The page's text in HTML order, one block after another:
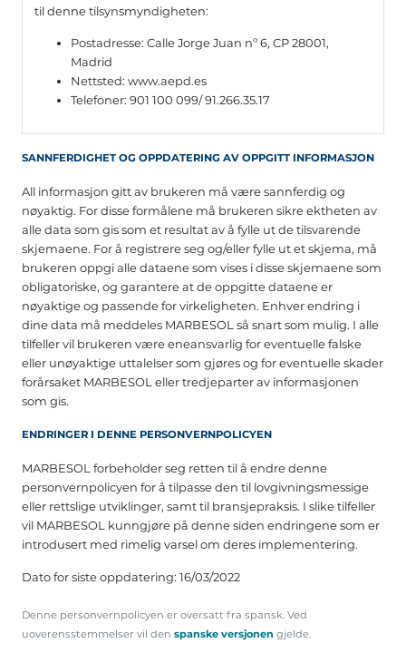
til denne tilsynsmyndigheten:
Postadresse: Calle Jorge Juan nº 6, CP 28001,
Madrid
Nettsted: www.aepd.es
Telefoner: 901 100 099/ 91.266.35.17
SANNFERDIGHET OG OPPDATERING AV OPPGITT INFORMASJON
All informasjon gitt av brukeren må være sannferdig og
nøyaktig. For disse formålene må brukeren sikre ektheten av
alle data som gis som et resultat av å fylle ut de tilsvarende
skjemaene. For å registrere seg og/eller fylle ut et skjema, må
brukeren oppgi alle dataene som vises i disse skjemaene som
obligatoriske, og garantere at de oppgitte dataene er
nøyaktige og passende for virkeligheten. Enhver endring i
dine data må meddeles MARBESOL så snart som mulig. I alle
tilfeller vil brukeren være eneansvarlig for eventuelle falske
eller unøyaktige uttalelser som gjøres og for eventuelle skader
forårsaket MARBESOL eller tredjeparter av informasjonen
som gis.
ENDRINGER I DENNE PERSONVERNPOLICYEN
MARBESOL forbeholder seg retten til å endre denne
personvernpolicyen for å tilpasse den til lovgivningsmessige
eller rettslige utviklinger, samt til bransjepraksis. I slike tilfeller
vil MARBESOL kunngjøre på denne siden endringene som er
introdusert med rimelig varsel om deres implementering.
Dato for siste oppdatering: 16/03/2022
Denne personvernpolicyen er oversatt fra spansk. Ved
uoverensstemmelser vil den spanske versjonen gjelde.